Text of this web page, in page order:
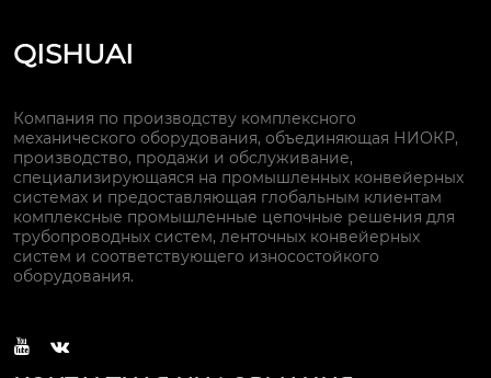
QISHUAI
Компания по производству комплексного
механического оборудования, объединяющая НИОКР,
производство, продажи и обслуживание,
специализирующаяся на промышленных конвейерных
системах и предоставляющая глобальным клиентам
комплексные промышленные цепочные решения для
трубопроводных систем, ленточных конвейерных
систем и соответствующего износостойкого
оборудования.
 